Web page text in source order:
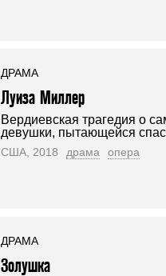
ДРАМА
Луиза Миллер
Вердиевская трагедия о
девушки, пытающейся
США, 2018 драма опера
ДРАМА
Золушка